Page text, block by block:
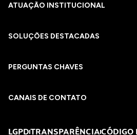
ATUAÇÃO INSTITUCIONAL
SOLUÇÕES DESTACADAS
PERGUNTAS CHAVES​
CANAIS DE CONTATO
LGPDTRANSPARÊNCIACÓDIGO